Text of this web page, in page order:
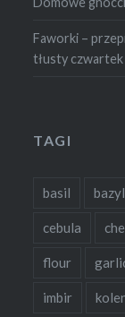
Faworki –
tłusty czwartek
TAGI
basil
cebula
flour
imbir